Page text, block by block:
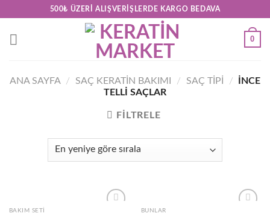
content
500₺ ÜZERI ALIŞVERIŞLERDE KARGO BEDAVA
0
ANA SAYFA / SAÇ KERATİN BAKIMI / SAÇ TIPI /
İNCE
TELLI SAÇLAR
FILTRELE
BAKIM SETI BUNLAR